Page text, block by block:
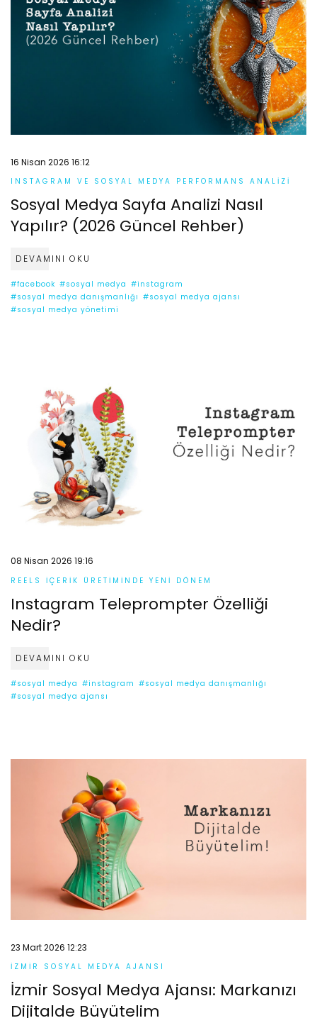
16 Nisan 2026 16:12
INSTAGRAM VE SOSYAL MEDYA PERFORMANS ANALIZI
Sosyal Medya Sayfa Analizi Nasıl
Yapılır? (2026 Güncel Rehber)
DEVAMINI OKU
#facebook #sosyal medya #instagram
#sosyal medya danışmanlığı #sosyal medya ajansı
#sosyal medya yönetimi
08 Nisan 2026 19:16
REELS İÇERIK ÜRETIMINDE YENI DÖNEM
Instagram Teleprompter Özelliği
Nedir?
DEVAMINI OKU
#sosyal medya #instagram #sosyal medya danışmanlığı
#sosyal medya ajansı
23 Mart 2026 12:23
İZMIR SOSYAL MEDYA AJANSI
İzmir Sosyal Medya Ajansı: Markanızı
Dijitalde Büyütelim